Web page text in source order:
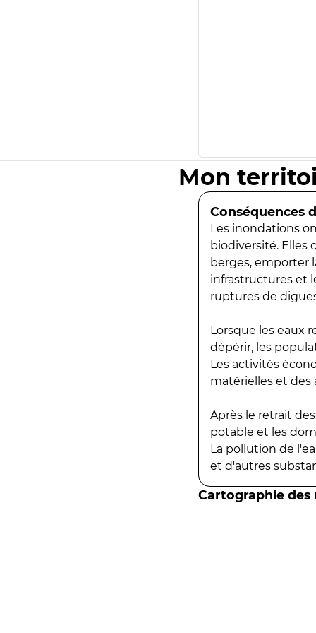
Mon
Conséquences
Les inondations
biodiversité. Elles
berges, emporter
infrastructures et
ruptures de
Lorsque les eaux
dépérir, les
Les activités
matérielles et des
Après le retrait
potable et les
La pollution de
et d'autres
Cartographie